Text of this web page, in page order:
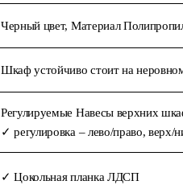
Черный цвет, Материал
Шкаф устойчиво стоит на
Регулируемые Навесы верхних
✓ регулировка – лево/право, верх/
✓ Цокольная планка ЛДСП